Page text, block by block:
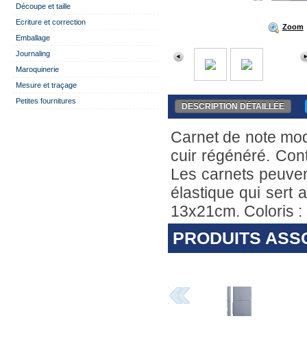
Découpe et taille
Ecriture et correction
Emballage
Journaling
Maroquinerie
Mesure et traçage
Petites fournitures
Zoom
DESCRIPTION DÉTAILLÉE
Carnet de note
cuir régénéré.
Les carnets
élastique qui sert
13x21cm. Coloris :
PRODUITS